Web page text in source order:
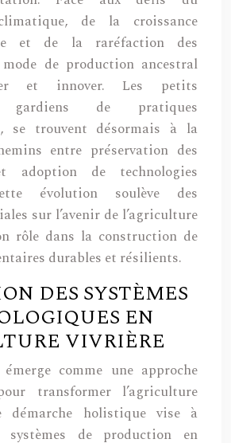
de la croissance
et de la raréfaction des
mode de production ancestral
et innover. Les petits
gardiens de pratiques
se trouvent désormais à la
entre préservation des
adoption de technologies
évolution soulève des
sur l’avenir de l’agriculture
rôle dans la construction de
durables et résilients.
DES SYSTÈMES
EN
VIVRIÈRE
émerge comme une approche
transformer l’agriculture
démarche holistique vise à
systèmes de production en